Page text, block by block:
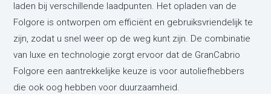
laden bij verschillende laadpunten. Het opladen van de
Folgore is ontworpen om efficiënt en gebruiksvriendelijk te
zijn, zodat u snel weer op de weg kunt zijn. De combinatie
van luxe en technologie zorgt ervoor dat de GranCabrio
Folgore een aantrekkelijke keuze is voor autoliefhebbers
die ook oog hebben voor duurzaamheid.